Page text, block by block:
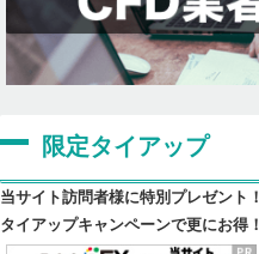
限定タイアップ
当サイト訪問者様に特別プレゼント！
タイアップキャンペーンで更にお得！